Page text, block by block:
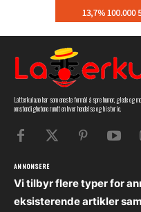
Latterkula.no har som eneste formål å spre humor, glede
omstendighetene rundt en hver hendelse og historie.
ANNONSERE
Vi tilbyr flere typer for
eksisterende artikler